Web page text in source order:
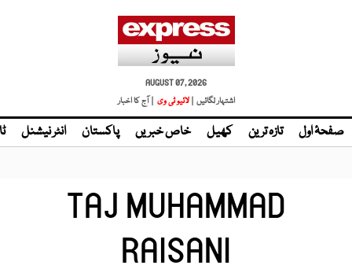
AUGUST 07, 2026
اشتہار لگائیں | لائیو ٹی وی | آج کا اخبار
صفحۂ اول تازہ ترین کھیل خاص خبریں پاکستان انٹر نیشنل
TAJ MUHAMMAD
RAISANI